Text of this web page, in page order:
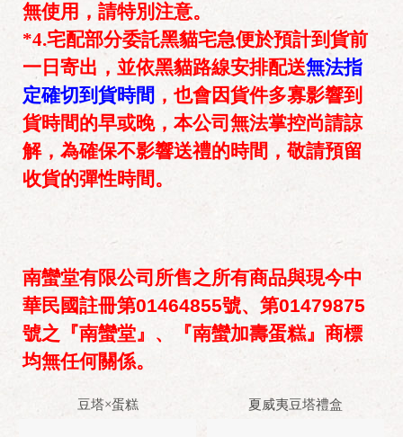
無使用，請特別注意。
*4.宅配部分委託黑貓宅急便於預計到貨前
一日寄出，並依黑貓路線安排配送無法指
定確切到貨時間 ， 也會因貨件多寡影響到
貨時間的早或晚，本公司無法掌控尚請諒
解，為確保不影響送禮的時間， 敬請預留
收貨的彈性時間 。
南蠻堂有限公司所售之所有商品與現今中
華民國註冊第01464855號、第01479875
號之『南蠻堂』、『南蠻加壽蛋糕』商標
均無任何關係。
豆塔×蛋糕 夏威夷豆塔禮盒